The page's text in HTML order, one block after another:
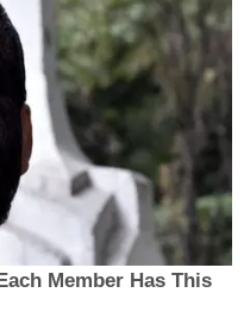
Member Has This